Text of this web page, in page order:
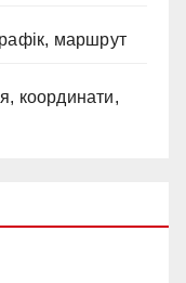
маршрут
координати,